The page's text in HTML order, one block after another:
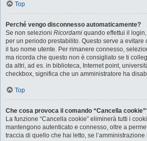
Top
Perché vengo disconnesso automaticamente?
Se non selezioni Ricordami quando effettui il
per un periodo prestabilito. Questo serve a evitare
il tuo nome utente. Per rimanere connesso,
ma ricorda che questo non è consigliato se ti
da altri, ad es. in biblioteca, Internet point,
checkbox, significa che un amministratore ha
Top
Che cosa provoca il comando “Cancella
La funzione “Cancella cookie” eliminerà tutti i
mantengono autenticato e connesso, oltre a
traccia di quello che hai letto, se